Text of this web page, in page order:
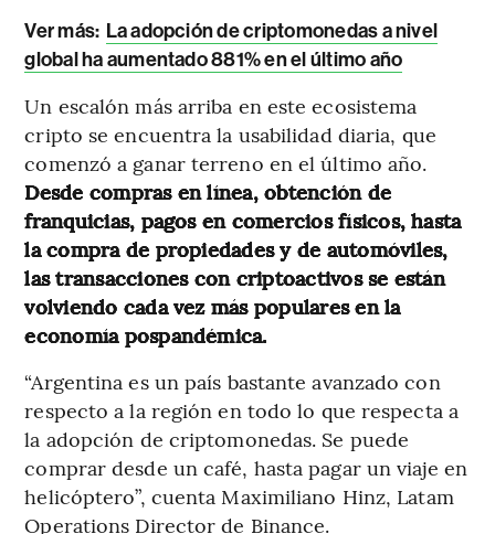
Ver más: La adopción de criptomonedas a nivel
global ha aumentado 881% en el último año
Un escalón más arriba en este ecosistema
cripto se encuentra la usabilidad diaria, que
comenzó a ganar terreno en el último año.
Desde compras en línea, obtención de
franquicias, pagos en comercios físicos, hasta
la compra de propiedades y de automóviles,
las transacciones con criptoactivos se están
volviendo cada vez más populares en la
economía pospandémica.
“Argentina es un país bastante avanzado con
respecto a la región en todo lo que respecta a
la adopción de criptomonedas. Se puede
comprar desde un café, hasta pagar un viaje en
helicóptero”, cuenta Maximiliano Hinz, Latam
Operations Director de Binance.